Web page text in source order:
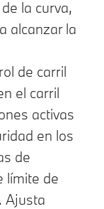
la curva,
alcanzar la
de carril
el carril
activas
en los
de
límite de
Ajusta